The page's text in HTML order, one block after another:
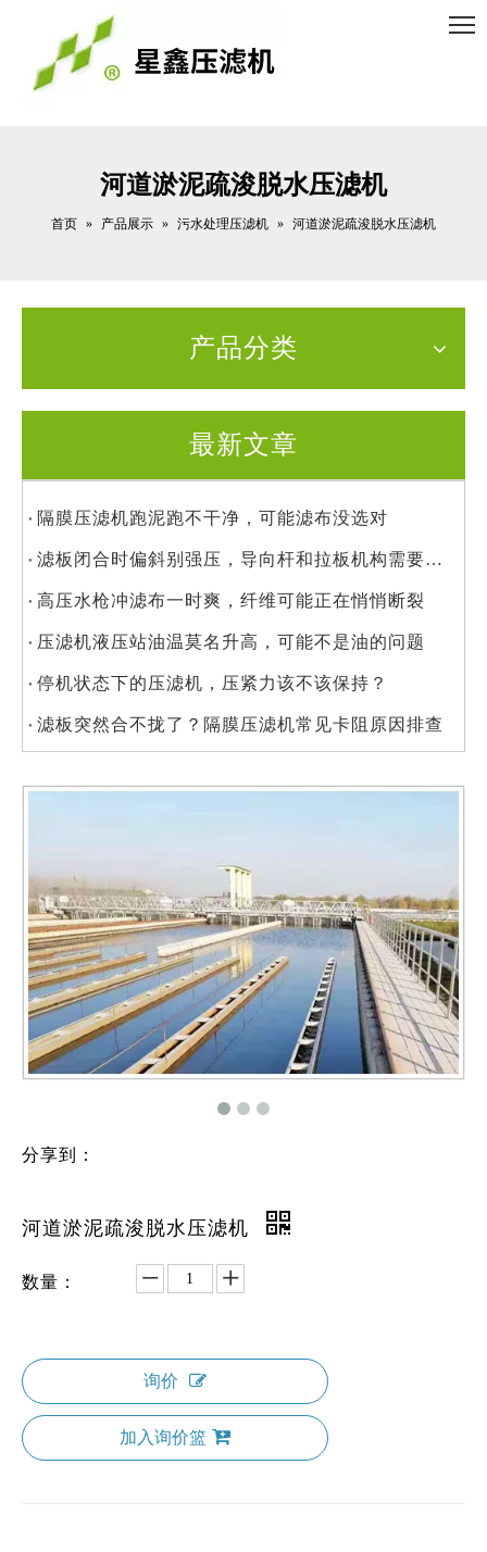
河道淤泥疏浚脱水压滤机
首页 » 产品展示 » 污水处理压滤机 » 河道淤泥疏浚脱水压滤机
产品分类
最新文章
隔膜压滤机跑泥跑不干净，可能滤布没选对
滤板闭合时偏斜别强压，导向杆和拉板机构需要检查
高压水枪冲滤布一时爽，纤维可能正在悄悄断裂
压滤机液压站油温莫名升高，可能不是油的问题
停机状态下的压滤机，压紧力该不该保持？
滤板突然合不拢了？隔膜压滤机常见卡阻原因排查
分享到：
河道淤泥疏浚脱水压滤机
数量：
询价
加入询价篮